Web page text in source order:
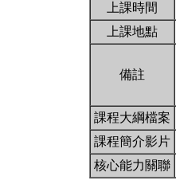
上課時間
上課地點
備註
課程大綱檔案
課程簡介影片
核心能力關聯